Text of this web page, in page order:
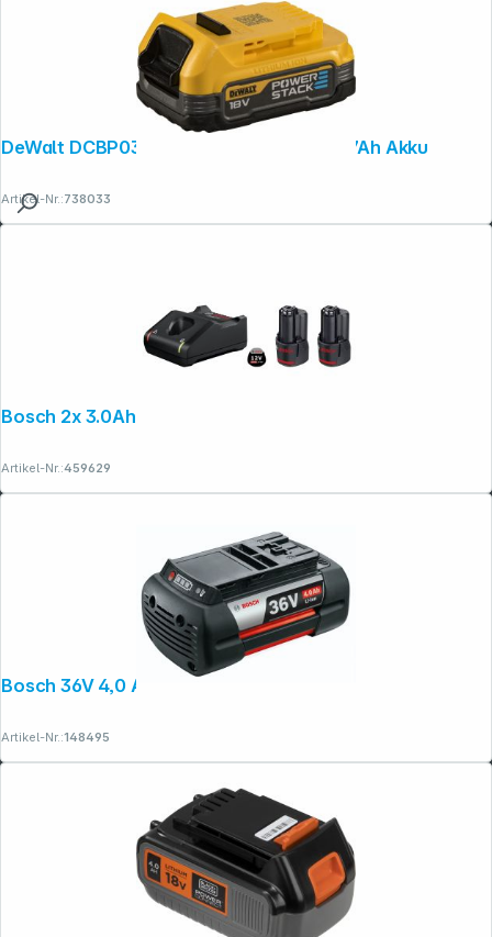
DeWalt DCBP034-XJ Powerstack 18V 1,7Ah Akku
Artikel-Nr.:738033
Artikel-Nr.:459629
Artikel-Nr.:148495